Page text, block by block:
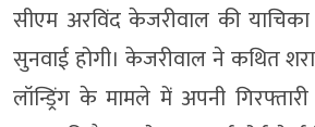
सीएम अरविंद केजरीवाल की
सुनवाई होगी। केजरीवाल ने कथित
लॉन्ड्रिंग के मामले में अपनी